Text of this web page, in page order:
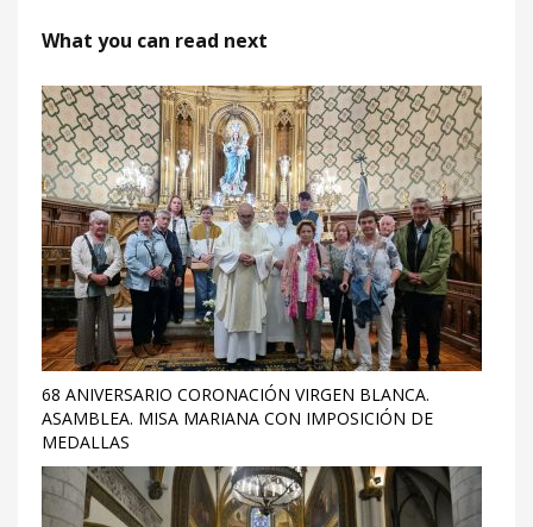
What you can read next
68 ANIVERSARIO CORONACIÓN VIRGEN BLANCA.
ASAMBLEA. MISA MARIANA CON IMPOSICIÓN DE
MEDALLAS